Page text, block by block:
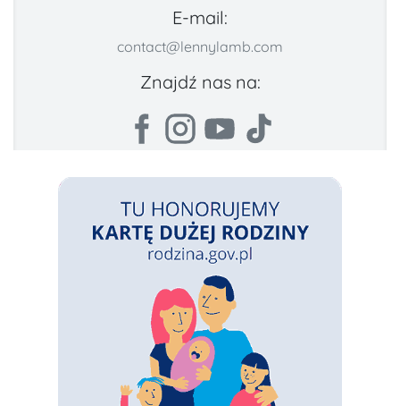
E-mail:
contact@lennylamb.com
Znajdź nas na: